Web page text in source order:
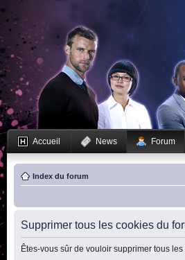
Accueil News Forum
Index du forum
Supprimer tous les cookies du
Êtes-vous sûr de vouloir supprimer tous